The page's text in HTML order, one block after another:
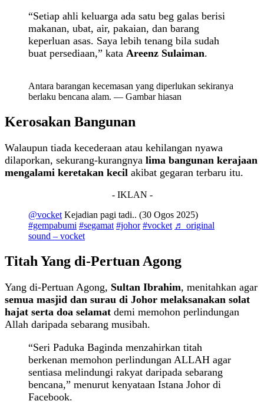
“Setiap ahli keluarga ada satu beg galas berisi
makanan, ubat, air, pakaian, dan barang
keperluan asas. Saya lebih tenang bila sudah
buat persediaan,” kata Areenz Sulaiman.
Antara barangan kecemasan yang diperlukan sekiranya
berlaku bencana alam. — Gambar hiasan
Kerosakan Bangunan
Walaupun tiada kecederaan atau kehilangan nyawa
dilaporkan, sekurang-kurangnya lima bangunan kerajaan
mengalami keretakan kecil akibat gegaran terbaru itu.
- IKLAN -
@vocket Kejadian pagi tadi.. (30 Ogos 2025)
#gempabumi #segamat #johor #vocket ♬ original
sound – vocket
Titah Yang di-Pertuan Agong
Yang di-Pertuan Agong, Sultan Ibrahim, menitahkan agar
semua masjid dan surau di Johor melaksanakan solat
hajat serta doa selamat demi memohon perlindungan
Allah daripada sebarang musibah.
“Seri Paduka Baginda menzahirkan titah
berkenan memohon perlindungan ALLAH agar
sentiasa melindungi rakyat daripada sebarang
bencana,” menurut kenyataan Istana Johor di
Facebook.